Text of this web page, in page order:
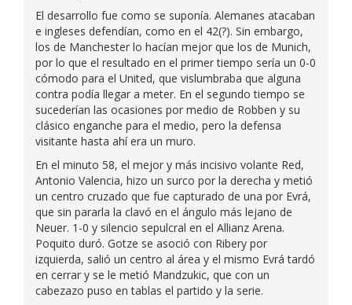
El desarrollo fue como se suponía. Alemanes atacaban
e ingleses defendían, como en el 42(?). Sin embargo,
los de Manchester lo hacían mejor que los de Munich,
por lo que el resultado en el primer tiempo sería un 0-0
cómodo para el United, que vislumbraba que alguna
contra podía llegar a meter. En el segundo tiempo se
sucederían las ocasiones por medio de Robben y su
clásico enganche para el medio, pero la defensa
visitante hasta ahí era un muro.
En el minuto 58, el mejor y más incisivo volante Red,
Antonio Valencia, hizo un surco por la derecha y metió
un centro cruzado que fue capturado de una por Evrá,
que sin pararla la clavó en el ángulo más lejano de
Neuer. 1-0 y silencio sepulcral en el Allianz Arena.
Poquito duró. Gotze se asoció con Ribery por
izquierda, salió un centro al área y el mismo Evrá tardó
en cerrar y se le metió Mandzukic, que con un
cabezazo puso en tablas el partido y la serie.